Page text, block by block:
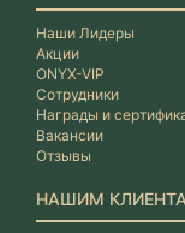
Наши Лидеры
Акции
ONYX-VIP
Сотрудники
Награды и
Вакансии
Отзывы
НАШИМ